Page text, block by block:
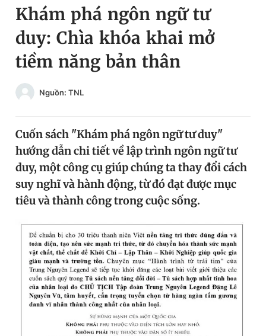
Chuyên mục
Chuyên mục khác
Chào ngày mới
Tin thị trường
Video Magazine
Sản phẩm khác
Tiện ích Bạn cần biết
Thông tin tòa soạn Liên hệ quảng cáo
Đổi mật khẩu
Tin đã lưu
Khám phá ngôn ngữ tư
duy: Chìa khóa khai mở
tiềm năng bản thân
Nguồn: TNL
Cuốn sách "Khám phá ngôn ngữ tư duy"
hướng dẫn chi tiết về lập trình ngôn ngữ tư
duy, một công cụ giúp chúng ta thay đổi cách
suy nghĩ và hành động, từ đó đạt được mục
tiêu và thành công trong cuộc sống.